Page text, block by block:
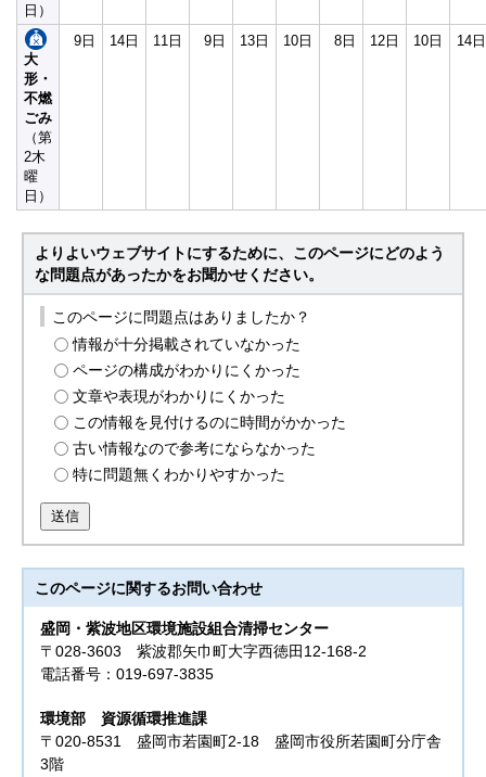
日）
大
形・
不燃
ごみ
（第
2木
曜
日）
9日 14日 11日 9日 13日 10日 8日 12日 10日 14日
よりよいウェブサイトにするために、このページにどのよう
な問題点があったかをお聞かせください。
このページに問題点はありましたか？
情報が十分掲載されていなかった
ページの構成がわかりにくかった
文章や表現がわかりにくかった
この情報を見付けるのに時間がかかった
古い情報なので参考にならなかった
特に問題無くわかりやすかった
送信
このページに関するお問い合わせ
盛岡・紫波地区環境施設組合清掃センター
〒028-3603 紫波郡矢巾町大字西徳田12-168-2
電話番号：019-697-3835
環境部 資源循環推進課
〒020-8531 盛岡市若園町2-18 盛岡市役所若園町分庁舎
3階